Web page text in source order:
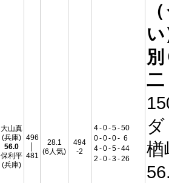
大山真
(兵庫)
56.0
保利平
(兵庫)
496
481
28.1
(6人気)
494
-2
4-0-5-50
0-0-0- 6
4-0-5-44
2 -0-3-26
い
二